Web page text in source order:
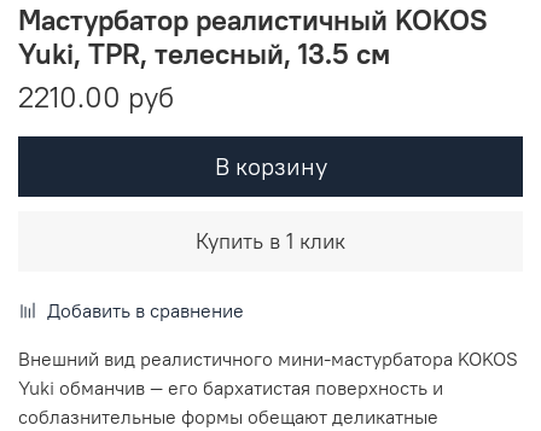
Мастурбатор реалистичный KOKOS
Yuki, TPR, телесный, 13.5 см
2210.00 руб
В корзину
Купить в 1 клик
Добавить в сравнение
Внешний вид реалистичного мини-мастурбатора KOKOS
Yuki обманчив — его бархатистая поверхность и
соблазнительные формы обещают деликатные